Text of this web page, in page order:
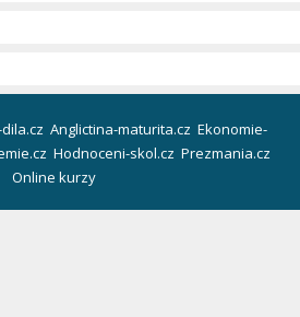
Anglictina-maturita.cz Ekonomie-
Hodnoceni-skol.cz Prezmania.cz
Online kurzy